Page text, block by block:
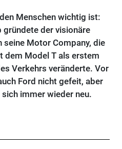
Menschen wichtig ist:
gründete der visionäre
seine Motor Company, die
dem Model T als erstem
Verkehrs veränderte. Vor
Ford nicht gefeit, aber
immer wieder neu.